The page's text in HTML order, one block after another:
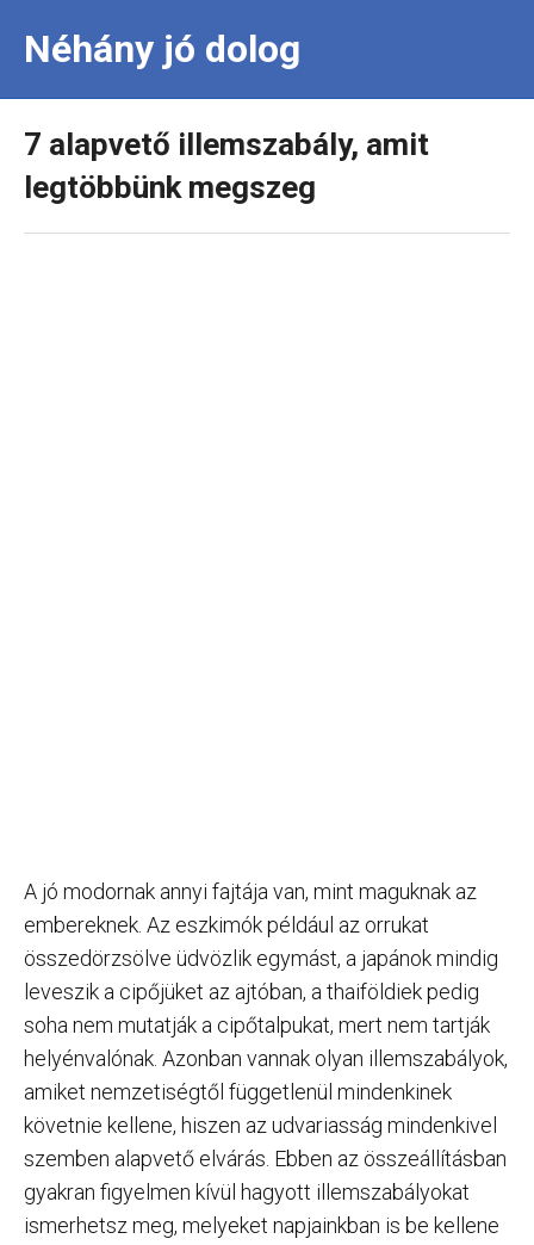
Néhány jó dolog
7 alapvető illemszabály, amit
legtöbbünk megszeg
A jó modornak annyi fajtája van, mint maguknak az
embereknek. Az eszkimók például az orrukat
összedörzsölve üdvözlik egymást, a japánok mindig
leveszik a cipőjüket az ajtóban, a thaiföldiek pedig
soha nem mutatják a cipőtalpukat, mert nem tartják
helyénvalónak. Azonban vannak olyan illemszabályok,
amiket nemzetiségtől függetlenül mindenkinek
követnie kellene, hiszen az udvariasság mindenkivel
szemben alapvető elvárás. Ebben az összeállításban
gyakran figyelmen kívül hagyott illemszabályokat
ismerhetsz meg, melyeket napjainkban is be kellene